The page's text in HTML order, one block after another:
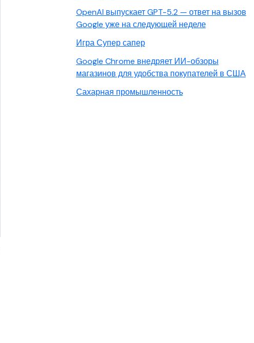
OpenAI выпускает GPT-5.2 — ответ на вызов
Google уже на следующей неделе
Игра Супер сапер
Google Chrome внедряет ИИ-обзоры
магазинов для удобства покупателей в США
Сахарная промышленность